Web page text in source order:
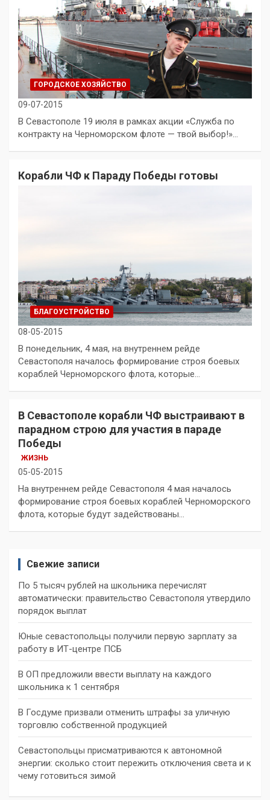
ГОРОДСКОЕ ХОЗЯЙСТВО
09-07-2015
В Севастополе 19 июля в рамках акции «Служба по
контракту на Черноморском флоте — твой выбор!»…
Корабли ЧФ к Параду Победы готовы
БЛАГОУСТРОЙСТВО
08-05-2015
В понедельник, 4 мая, на внутреннем рейде
Севастополя началось формирование строя боевых
кораблей Черноморского флота, которые…
В Севастополе корабли ЧФ выстраивают в
парадном строю для участия в параде
Победы
ЖИЗНЬ
05-05-2015
На внутреннем рейде Севастополя 4 мая началось
формирование строя боевых кораблей Черноморского
флота, которые будут задействованы…
Свежие записи
По 5 тысяч рублей на школьника перечислят
автоматически: правительство Севастополя утвердило
порядок выплат
Юные севастопольцы получили первую зарплату за
работу в ИТ-центре ПСБ
В ОП предложили ввести выплату на каждого
школьника к 1 сентября
В Госдуме призвали отменить штрафы за уличную
торговлю собственной продукцией
Севастопольцы присматриваются к автономной
энергии: сколько стоит пережить отключения света и к
чему готовиться зимой